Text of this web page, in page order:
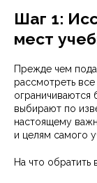
Шаг 1:
мест
Прежде чем
рассмотреть
выбирают по
настоящему
и целям самого
На что